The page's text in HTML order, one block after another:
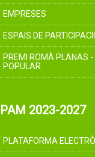
EMPRESES
ESPAIS DE
PREMI ROMÀ PLANAS
POPULAR
PAM 2023-2027
PLATAFORMA